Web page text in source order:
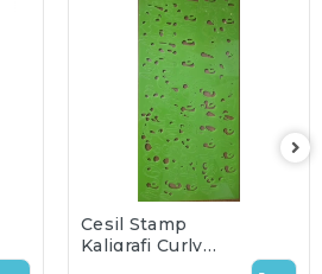
Cesil Stamp
Kaligrafi Curly